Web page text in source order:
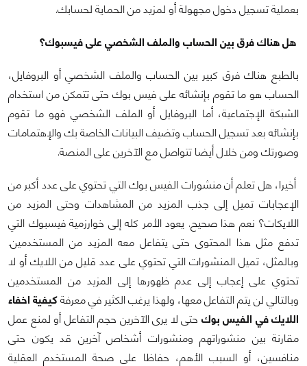
بعملية تسجيل دخول مجهولة أو لمزيد من الحماية لحسابك.
هل هناك فرق بين الحساب والملف الشخصي على فيسبوك؟
بالطبع هناك فرق كبير بين الحساب والملف الشخصي أو البروفايل،
الحساب هو ما تقوم بإنشائه على فيس بوك حتى تتمكن من استخدام
الشبكة الإجتماعية، أما البروفايل أو الملف الشخصي فهو ما تقوم
بإنشائه بعد تسجيل الحساب وتضيف البيانات الخاصة بك والإهتمامات
وصورتك ومن خلال أيضا تتواصل مع الآخرين على المنصة.
أخيرا، هل تعلم أن منشورات الفيس بوك التي تحتوي على عدد أكبر من
الإعجابات تميل إلى جذب المزيد من المشاهدات وحتى المزيد من
اللايكات؟ نعم هذا صحيح. يعود الأمر كله إلى خوارزمية فيسبوك التي
تدفع مثل هذا المحتوى حتى يتفاعل معه المزيد من المستخدمين.
وبالمثل، تميل المنشورات التي تحتوي على عدد قليل من اللايك أو لا
تحتوي على إعجاب إلى عدم ظهورها إلى المزيد من المستخدمين
وبالتالي لن يتم التفاعل معها، ولهذا يرغب الكثير في معرفةكيفية اخفاء
اللايك في الفيس بوك حتى لا يرى الآخرين حجم التفاعل أو لمنع عمل
مقارنة بين منشوراتهم ومنشورات أشخاص آخرين قد يكون حتى
منافسين، أو السبب الأهم، حفاظا على صحة المستخدم العقلية